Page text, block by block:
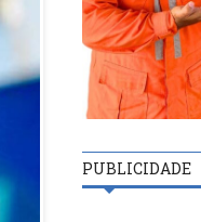
PUBLICIDADE